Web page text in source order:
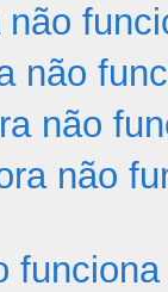
não
não
não
funciona